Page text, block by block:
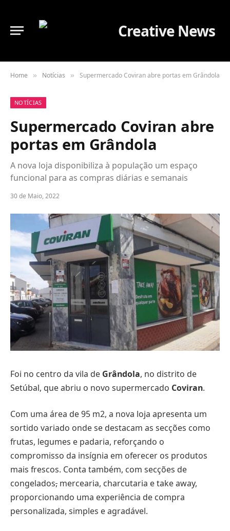
Home » Notícias » Supermercado Coviran abre portas em Grândola
NOTÍCIAS
Supermercado Coviran abre
portas em Grândola
A nova loja disponibiliza à população um espaço
funcional para as compras diárias e semanais
30 de Maio, 2022
Foi no centro da vila de Grândola, no distrito de
Setúbal, que abriu o novo supermercado Coviran.
Com uma área de 95 m2, a nova loja apresenta um
sortido variado onde se destacam as secções como
frutas, legumes e padaria, reforçando o
compromisso da insígnia em oferecer os produtos
mais frescos. Conta também, com secções de
congelados, mercearia, charcutaria e take away,
proporcionando uma experiência de compra
personalizada, simples e agradável.